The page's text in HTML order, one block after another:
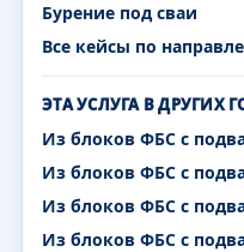
Бурение под сваи
Все кейсы по
ЭТА УСЛУГА В ДРУГИХ
Из блоков ФБС с
Из блоков ФБС с
Из блоков ФБС с
Из блоков ФБС с